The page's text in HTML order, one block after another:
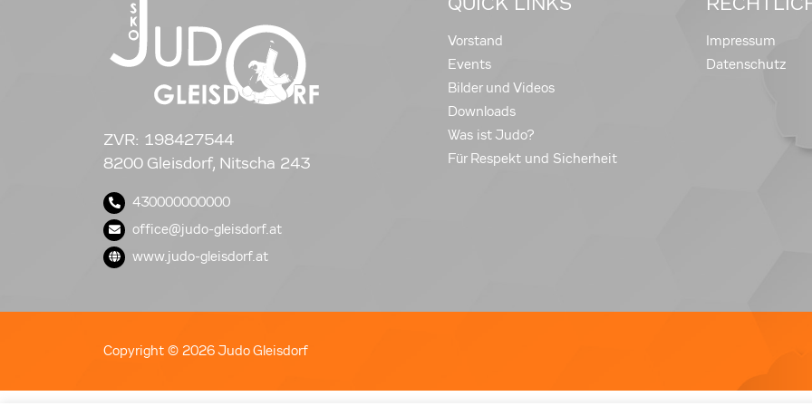
ZVR: 198427544
8200 Gleisdorf, Nitscha 243
430000000000
office@judo-gleisdorf.at
www.judo-gleisdorf.at
Vorstand
Events
Bilder und Videos
Downloads
Was ist Judo?
Für Respekt und Sicherheit
Impressum
Datenschutz
Copyright © 2026 Judo Gleisdorf